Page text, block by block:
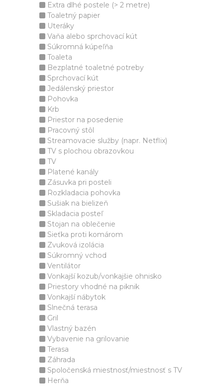
Extra dlhé postele (> 2 metre)
Toaletný papier
Uteráky
Vaňa alebo sprchovací kút
Súkromná kúpeľňa
Toaleta
Bezplatné toaletné potreby
Sprchovací kút
Jedálenský priestor
Pohovka
Krb
Priestor na posedenie
Pracovný stôl
Streamovacie služby (napr. Netflix)
TV s plochou obrazovkou
TV
Platené kanály
Zásuvka pri posteli
Rozkladacia pohovka
Sušiak na bielizeň
Skladacia posteľ
Stojan na oblečenie
Sieťka proti komárom
Zvuková izolácia
Súkromný vchod
Ventilátor
Vonkajší kozub/vonkajšie ohnisko
Priestory vhodné na piknik
Vonkajší nábytok
Slnečná terasa
Gril
Vlastný bazén
Vybavenie na grilovanie
Terasa
Záhrada
Spoločenská miestnosť/miestnosť s TV
Herňa